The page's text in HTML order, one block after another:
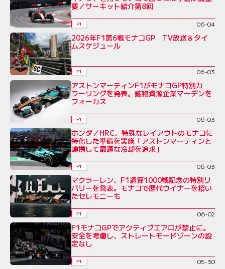
要／サーキット紹介第8回
F1 06-04
2026年F1第6戦モナコGP TV放送＆タイ
ムスケジュール
F1 06-03
アストンマーティンF1がモナコGP特別カ
ラーリングを発表。鉱物資源企業マーデンを
フォーカス
F1 06-03
ホンダ／HRC、特殊なレイアウトのモナコに
特化した準備を実施「アストンマーティンと
連携して最適な冷却を追求」
F1 06-03
マクラーレン、F1通算1000戦記念の特別リ
バリーを発表。モナコで歴代ウイナーを招い
たセレモニーも
F1 06-02
F1モナコGPでアクティブエアロが禁止に。
安全を考慮し、ストレートモードゾーンの設
定なし
F1 05-30